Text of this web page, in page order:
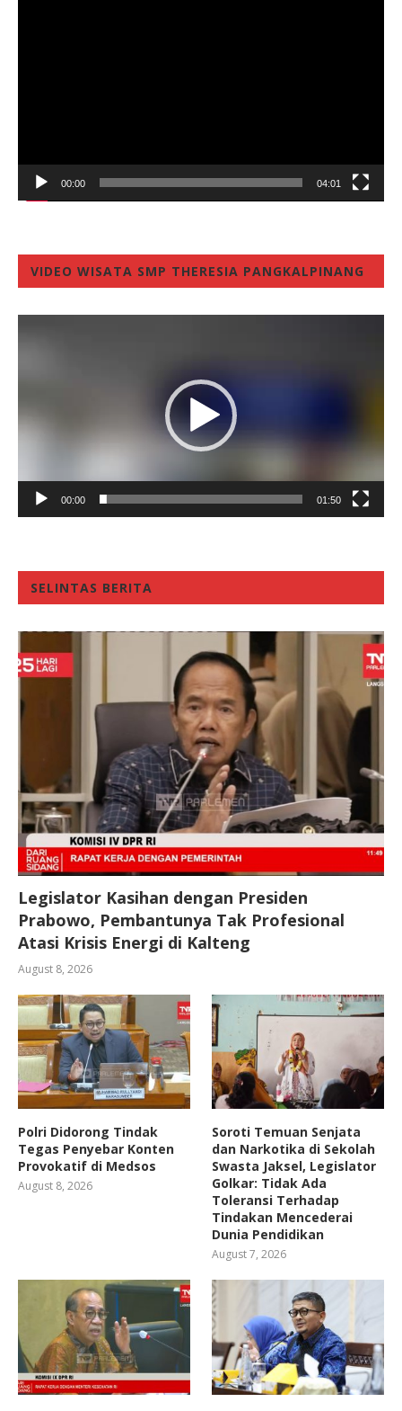
00:00 04:01
VIDEO WISATA SMP THERESIA PANGKALPINANG
00:00 01:50
SELINTAS BERITA
Legislator Kasihan dengan Presiden
Prabowo, Pembantunya Tak Profesional
Atasi Krisis Energi di Kalteng
August 8, 2026
Polri Didorong Tindak
Tegas Penyebar Konten
Provokatif di Medsos
August 8, 2026
Soroti Temuan Senjata
dan Narkotika di Sekolah
Swasta Jaksel, Legislator
Golkar: Tidak Ada
Toleransi Terhadap
Tindakan Mencederai
Dunia Pendidikan
August 7, 2026